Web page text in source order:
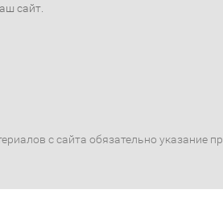
сайт.
с сайта обязательно указание